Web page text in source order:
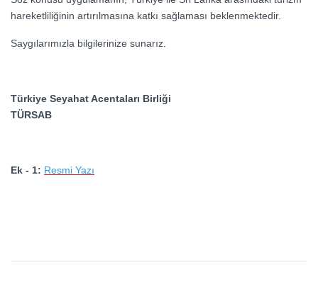
hareketliliğinin artırılmasına katkı sağlaması beklenmektedir.
Saygılarımızla bilgilerinize sunarız.
Türkiye Seyahat Acentaları Birliği
TÜRSAB
Ek - 1: Resmi Yazı